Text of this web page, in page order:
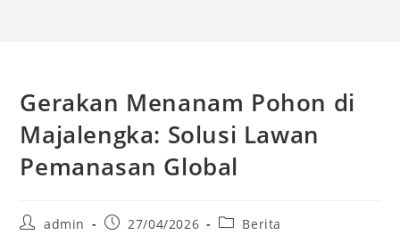
Gerakan Menanam Pohon di
Majalengka: Solusi Lawan
Pemanasan Global
Postadmin
Post27/04/2026
PostBerita